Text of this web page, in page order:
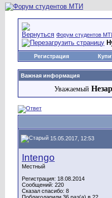
Форум студентов
Регистрация
Важная информация
Уважаемый
15.05.2017, 12:53
Intengo
Местный
Регистрация: 18.08.2014
Сообщений: 220
Сказал спасибо: 8